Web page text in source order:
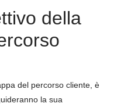
della
del percorso cliente, è
la sua